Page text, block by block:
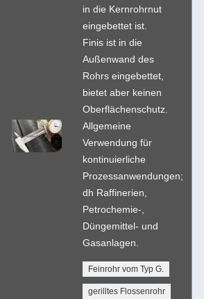
in die Kernrohrnut
eingebettet ist.
Finis ist in die
Außenwand des
Rohrs eingebettet,
bietet aber keinen
Oberflächenschutz.
Allgemeine
Verwendung für
kontinuierliche
Prozessanwendungen;
dh Raffinerien,
Petrochemie-,
Düngemittel- und
Gasanlagen.
Feinrohr vom Typ G.
gerilltes Flossenrohr